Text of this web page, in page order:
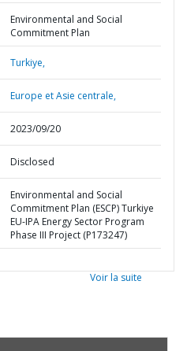
Environmental and Social
Commitment Plan
Turkiye,
Europe et Asie centrale,
2023/09/20
Disclosed
Environmental and Social
Commitment Plan (ESCP) Turkiye
EU-IPA Energy Sector Program
Phase III Project (P173247)
Voir la suite